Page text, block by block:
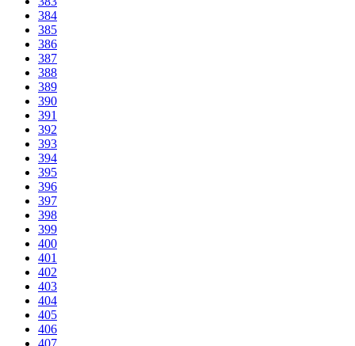
384
385
386
387
388
389
390
391
392
393
394
395
396
397
398
399
400
401
402
403
404
405
406